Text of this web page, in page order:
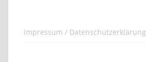
Impressum / Datenschutzerklärung